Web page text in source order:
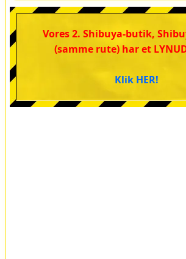
Vores 2. Shibuya-butik,
(samme rute) har et
Klik HER!